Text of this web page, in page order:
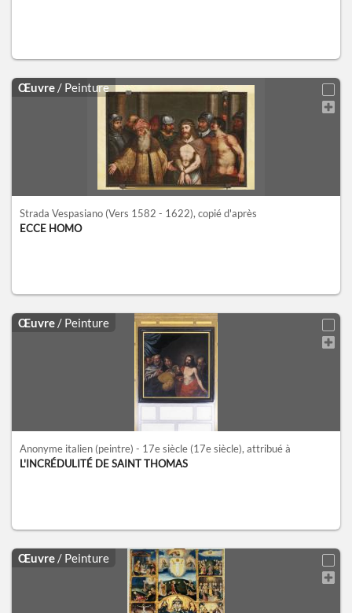
Œuvre / Peinture
Strada Vespasiano (Vers 1582 - 1622), copié d'après
ECCE HOMO
Œuvre / Peinture
Anonyme italien (peintre) - 17e siècle (17e siècle), attribué à
L'INCRÉDULITÉ DE SAINT THOMAS
Œuvre / Peinture